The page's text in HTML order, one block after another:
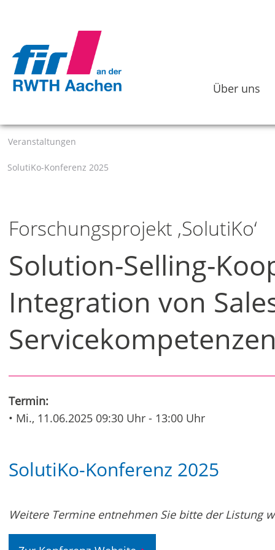
Über uns
Veranstaltungen
SolutiKo-Konferenz 2025
Forschungsprojekt ‚SolutiKo‘
Solution-Selling-
Integration von
Servicekompetenzen
Termin:
• Mi., 11.06.2025 09:30 Uhr - 13:00 Uhr
SolutiKo-Konferenz 2025
Weitere Termine entnehmen Sie bitte der Listung